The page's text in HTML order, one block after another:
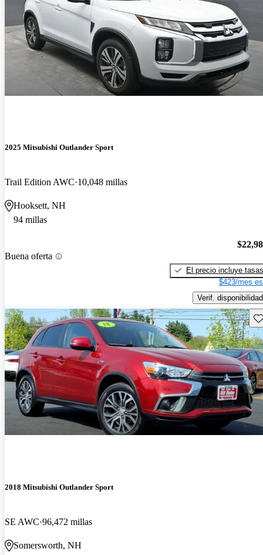
2025 Mitsubishi Outlander Sport
Trail Edition AWC 10,048 millas
Hooksett, NH
94 millas
Buena oferta
El precio incluye tasas
$423/mes
Verif. disponibilidad
2018 Mitsubishi Outlander Sport
SE AWC 96,472 millas
Somersworth, NH